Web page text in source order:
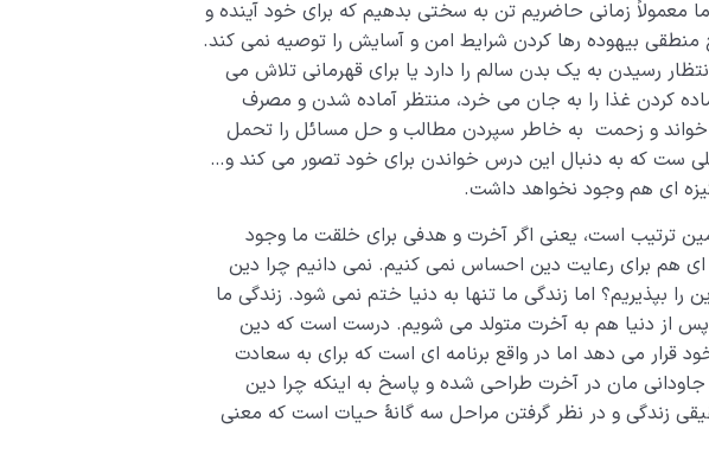
معمولاً زمانی حاضریم تن به سختی بدهیم که برای خود آینده و
بیهوده رها کردن شرایط امن و آسایش را توصیه نمی کند.
رسیدن به یک بدن سالم را دارد یا برای قهرمانی تلاش می
کردن غذا را به جان می خرد، منتظر آماده شدن و مصرف
و زحمت به خاطر سپردن مطالب و حل مسائل را تحمل
ست که به دنبال این درس خواندن برای خود تصور می کند و…
ای هم وجود نخواهد داشت.
ترتیب است، یعنی اگر آخرت و هدفی برای خلقت ما وجود
ای هم برای رعایت دین احساس نمی کنیم. نمی دانیم چرا دین
را بپذیریم؟ اما زندگی ما تنها به دنیا ختم نمی شود. زندگی ما
پس از دنیا هم به آخرت متولد می شویم. درست است که دین
قرار می دهد اما در واقع برنامه ای است که برای به سعادت
جاودانی مان در آخرت طراحی شده و پاسخ به اینکه چرا دین
زندگی و در نظر گرفتن مراحل سه گانۀ حیات است که معنی